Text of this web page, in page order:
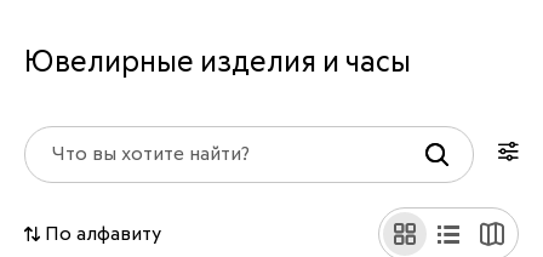
Ювелирные изделия и часы
По алфавиту